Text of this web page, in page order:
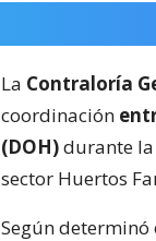
La Contraloría
coordinación
(DOH)durante la
sector Huertos
Según